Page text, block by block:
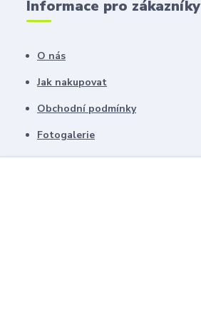
Informace pro zákazníky
O nás
Jak nakupovat
Obchodní podmínky
Fotogalerie
Kontakty